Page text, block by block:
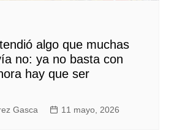
algo que muchas
no: ya no basta con
hay que ser
Gasca 11 mayo, 2026